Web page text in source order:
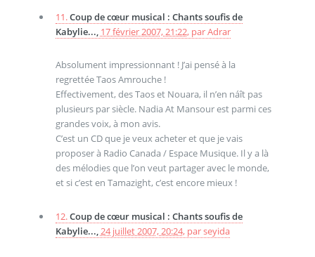
11.Coup de cœur musical : Chants soufis de
Kabylie..., 17 février 2007, 21:22, parAdrar
Absolument impressionnant ! J’ai pensé à la
regrettée Taos Amrouche !
Effectivement, des Taos et Nouara, il n’en náît pas
plusieurs par siècle. Nadia At Mansour est parmi ces
grandes voix, à mon avis.
C’est un CD que je veux acheter et que je vais
proposer à Radio Canada / Espace Musique. Il y a là
des mélodies que l’on veut partager avec le monde,
et si c’est en Tamazight, c’est encore mieux !
12.Coup de cœur musical : Chants soufis de
Kabylie...,24 juillet 2007, 20:24, parseyida